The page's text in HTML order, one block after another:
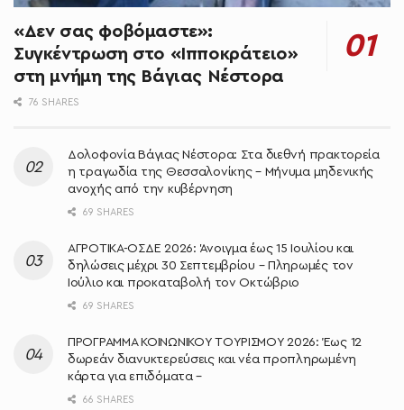
«Δεν σας φοβόμαστε»:
Συγκέντρωση στο «Ιπποκράτειο»
στη μνήμη της Βάγιας Νέστορα
76 SHARES
Δολοφονία Βάγιας Νέστορα: Στα διεθνή πρακτορεία
η τραγωδία της Θεσσαλονίκης – Μήνυμα μηδενικής
ανοχής από την κυβέρνηση
69 SHARES
ΑΓΡΟΤΙΚΑ-ΟΣΔΕ 2026: Άνοιγμα έως 15 Ιουλίου και
δηλώσεις μέχρι 30 Σεπτεμβρίου – Πληρωμές τον
Ιούλιο και προκαταβολή τον Οκτώβριο
69 SHARES
ΠΡΟΓΡΑΜΜΑ ΚΟΙΝΩΝΙΚΟΥ ΤΟΥΡΙΣΜΟΥ 2026: Έως 12
δωρεάν διανυκτερεύσεις και νέα προπληρωμένη
κάρτα για επιδόματα –
66 SHARES